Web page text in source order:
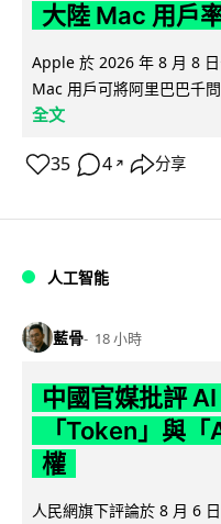
大陸 Mac 用戶
Apple 於 2026 年 8 月 8
Mac 用戶可將阿里巴巴千
全文
35 4 ↗ 分享
人工智能
藍骨 18 小時
中國官媒批評
「Token」與
權
人民網旗下評論於 8 月 6